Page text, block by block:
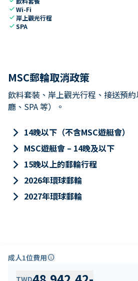
checkWi-Fi
check 岸上觀光行程
checkSPA
MSC郵輪取消政策
飲料套裝、岸上觀光行程、接送預
廳、SPA 等）。
keyboard_arrow_right 14晚以下（不含MSC遊艇會）
keyboard_arrow_right MSC遊艇會 – 14晚及以下
keyboard_arrow_right 15晚以上的郵輪行程
keyboard_arrow_right 2026年環球郵輪
keyboard_arrow_right 2027年環球郵輪
成人1位費用info
TWD